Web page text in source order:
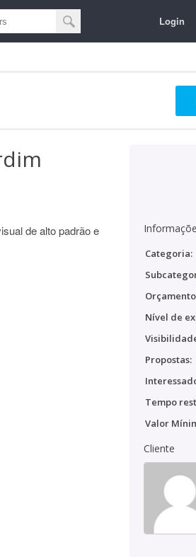
Login
de alto padrão e
Categoria:
Nível de
Propostas:
Tempo
Valor
Cliente